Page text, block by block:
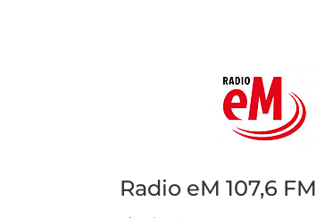
Radio eM 107,6 FM